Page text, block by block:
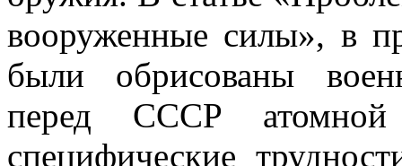
вооруженные силы», в
были обрисованы
перед СССР
специфические